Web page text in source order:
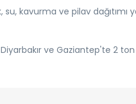
kavurma ve pilav dağıtımı
ve Gaziantep'te 2